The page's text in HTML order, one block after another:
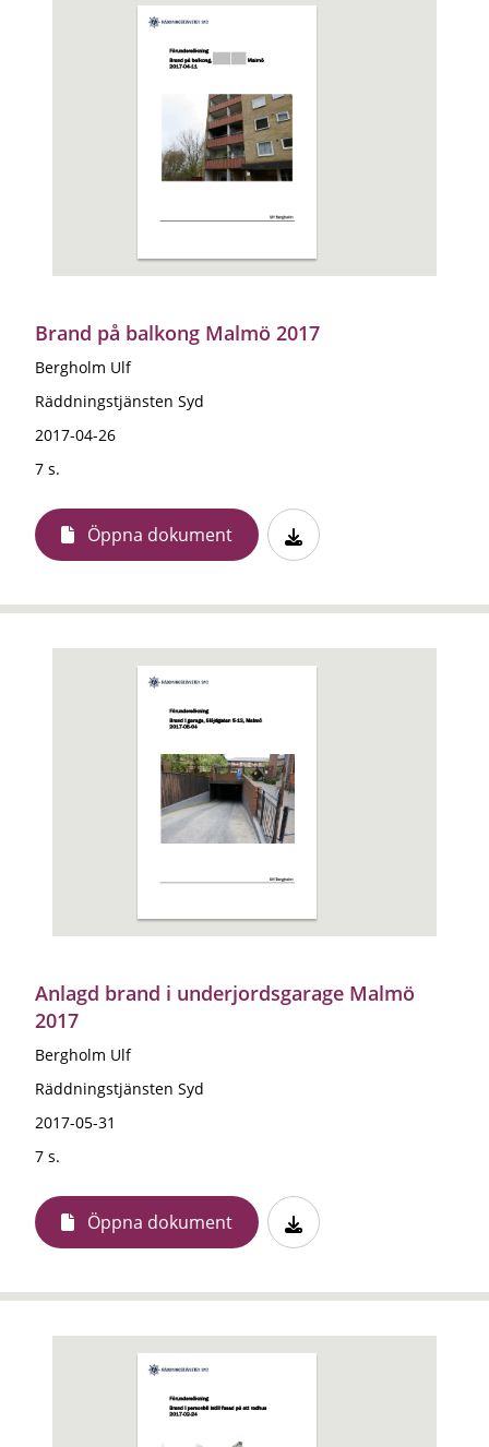
Brand på balkong Malmö 2017
Bergholm Ulf
Räddningstjänsten Syd
2017-04-26
7 s.
Öppna dokument
Anlagd brand i underjordsgarage Malmö
2017
Bergholm Ulf
Räddningstjänsten Syd
2017-05-31
7 s.
Öppna dokument